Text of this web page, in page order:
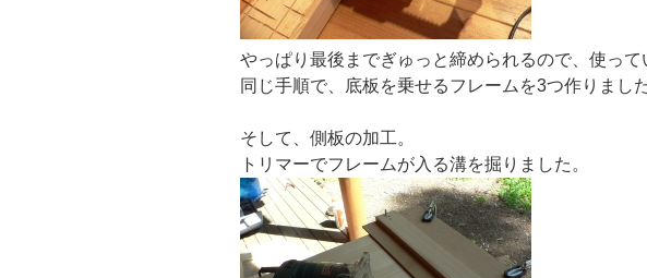
やっぱり最後までぎゅっと締められるので、使って
同じ手順で、底板を乗せるフレームを3つ作りました
そして、側板の加工。
トリマーでフレームが入る溝を掘りました。